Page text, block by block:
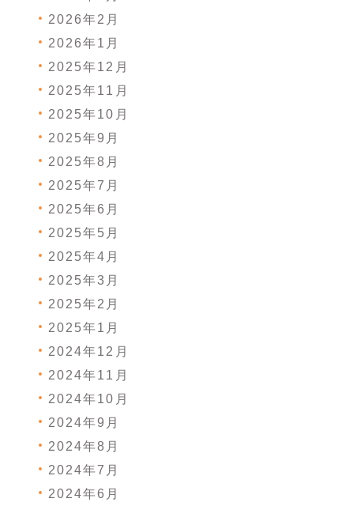
2026年2月
2026年1月
2025年12月
2025年11月
2025年10月
2025年9月
2025年8月
2025年7月
2025年6月
2025年5月
2025年4月
2025年3月
2025年2月
2025年1月
2024年12月
2024年11月
2024年10月
2024年9月
2024年8月
2024年7月
2024年6月